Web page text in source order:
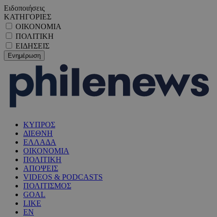
Ειδοποιήσεις
ΚΑΤΗΓΟΡΙΕΣ
ΟΙΚΟΝΟΜΙΑ
ΠΟΛΙΤΙΚΗ
ΕΙΔΗΣΕΙΣ
ΚΥΠΡΟΣ
ΔΙΕΘΝΗ
ΕΛΛΑΔΑ
ΟΙΚΟΝΟΜΙΑ
ΠΟΛΙΤΙΚΗ
ΑΠΟΨΕΙΣ
VIDEOS & PODCASTS
ΠΟΛΙΤΙΣΜΟΣ
GOAL
LIKE
EN